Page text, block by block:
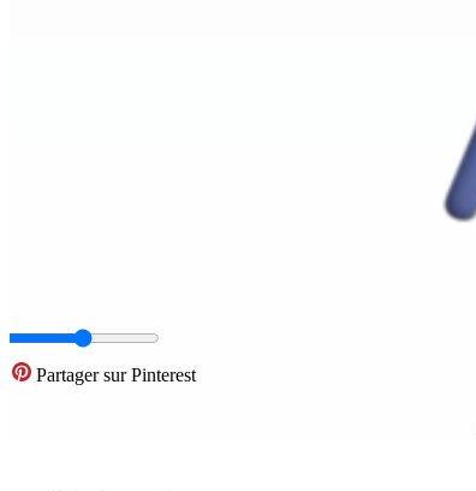
Partager sur Pinterest